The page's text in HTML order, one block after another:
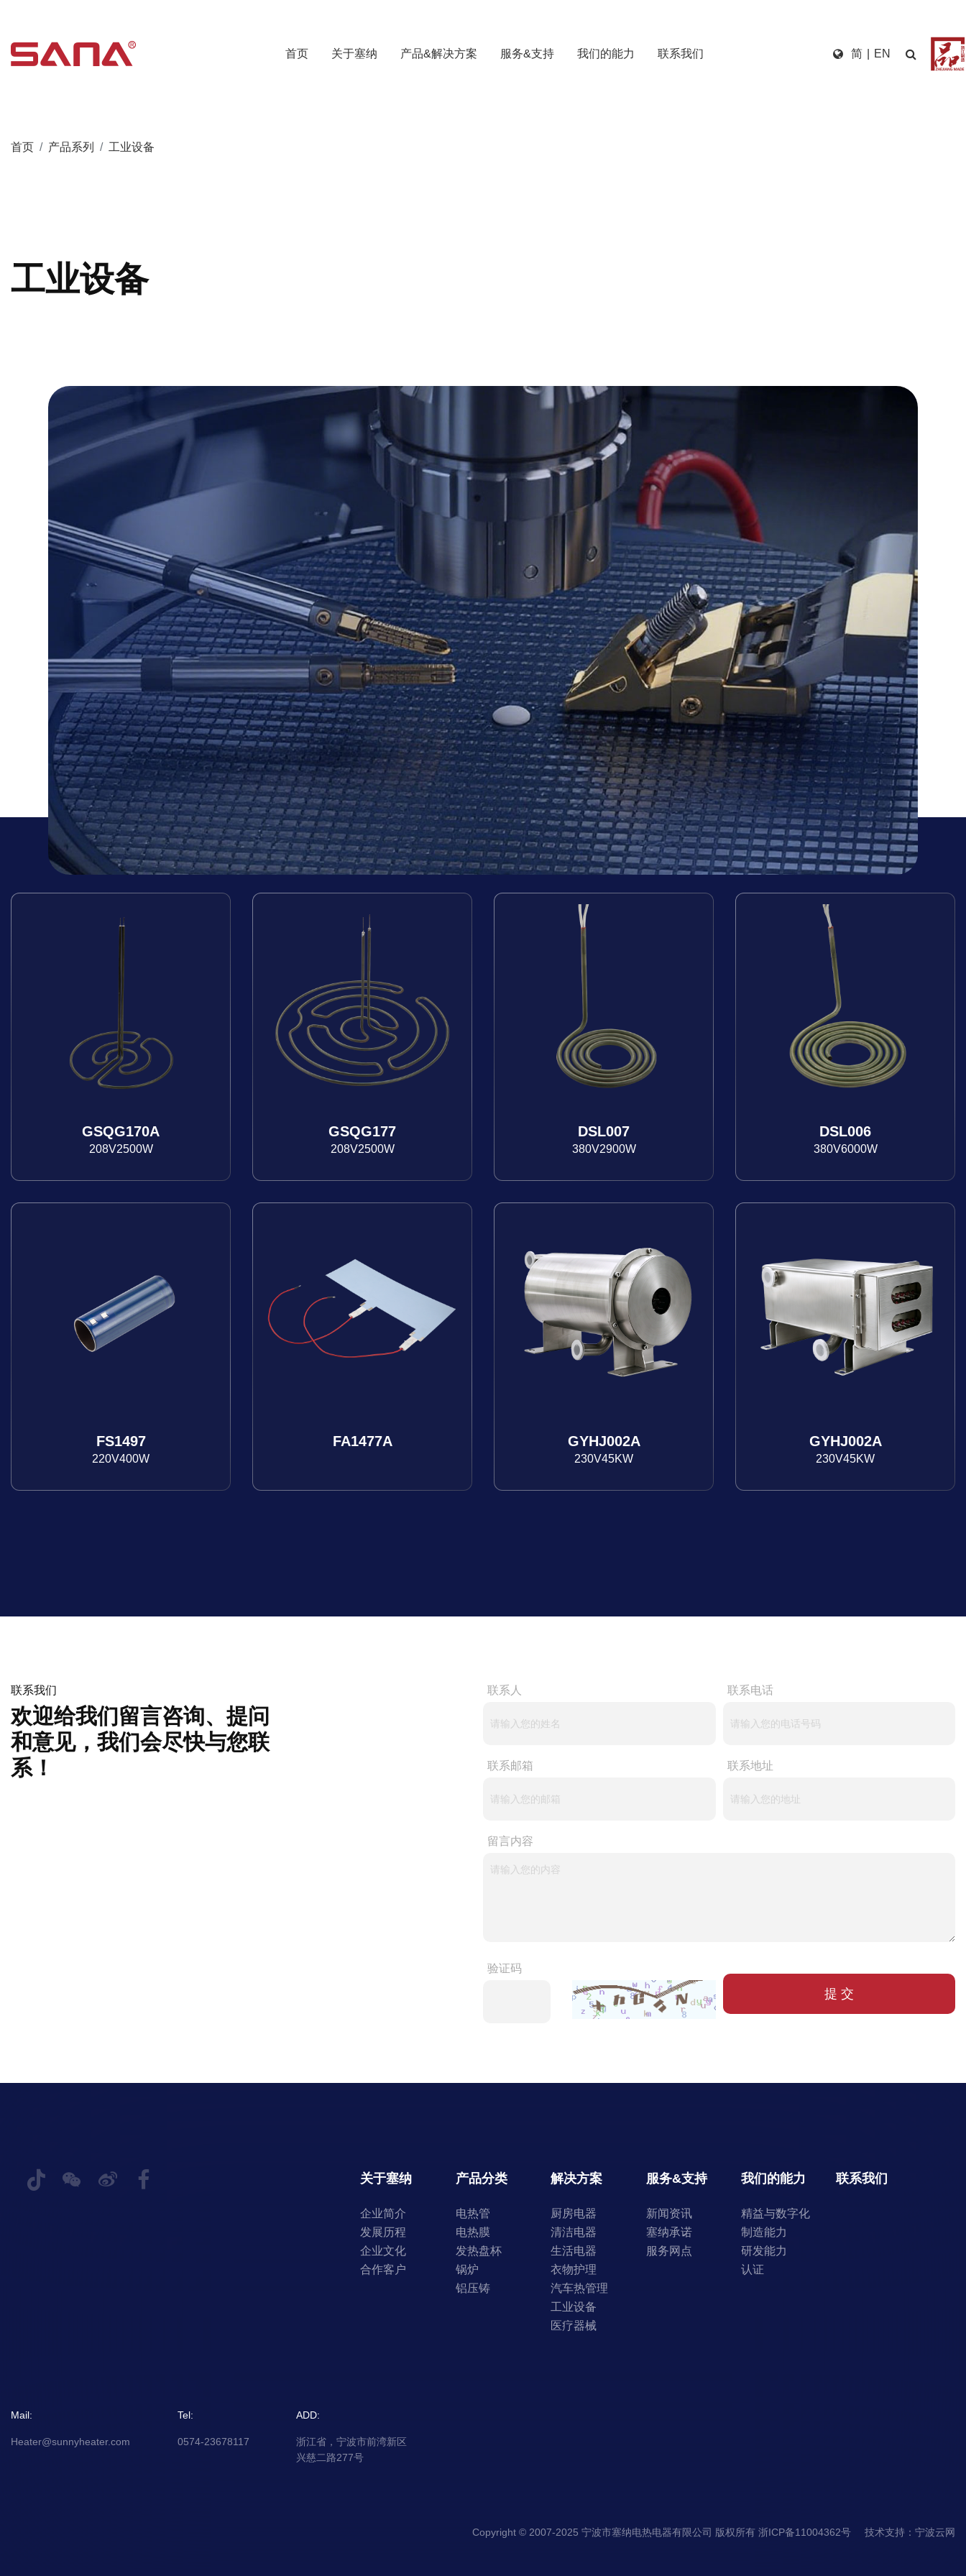
首页 关于塞纳 产品&解决方案 服务&支持 我们的能力 联系我们 简 EN
首页 产品系列 工业设备
工业设备
GSQG170A
208V2500W
GSQG177
208V2500W
DSL007
380V2900W
DSL006
380V6000W
FS1497
220V400W
FA1477A GYHJ002A
230V45KW
GYHJ002A
230V45KW
联系我们
欢迎给我们留言咨询、提问
和意见，我们会尽快与您联
系！
联系人 联系电话
联系邮箱 联系地址
留言内容
验证码
提 交
关于塞纳
企业简介
发展历程
企业文化
合作客户
产品分类
电热管
电热膜
发热盘杯
锅炉
铝压铸
解决方案
厨房电器
清洁电器
生活电器
衣物护理
汽车热管理
工业设备
医疗器械
服务&支持
新闻资讯
塞纳承诺
服务网点
我们的能力
精益与数字化
制造能力
研发能力
认证
联系我们
Mail:
Heater@sunnyheater.com
Tel:
0574-23678117
ADD:
浙江省，宁波市前湾新区
兴慈二路277号
Copyright © 2007-2025 宁波市塞纳电热电器有限公司 版权所有 浙ICP备11004362号 技术支持 ： 宁波云网